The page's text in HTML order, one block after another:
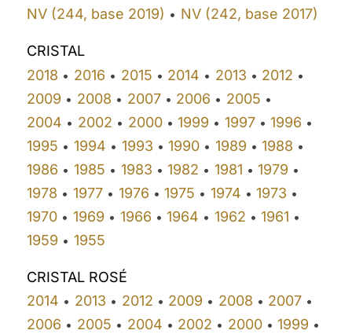
NV (244, base 2019) • NV (242, base 2017)
CRISTAL
2018 • 2016 • 2015 • 2014 • 2013 • 2012 •
2009 • 2008 • 2007• 2006 • 2005 •
2004 • 2002 • 2000• 1999 • 1997• 1996 •
1995 • 1994 • 1993 • 1990 • 1989 • 1988 •
1986 • 1985 • 1983 • 1982 • 1981 • 1979 •
1978 • 1977• 1976 • 1975 • 1974 • 1973 •
1970 • 1969 • 1966 • 1964 • 1962 • 1961 •
1959 • 1955
CRISTAL ROSÉ
2014 • 2013 • 2012 • 2009 • 2008 • 2007 •
2006 • 2005 • 2004 • 2002 • 2000• 1999 •